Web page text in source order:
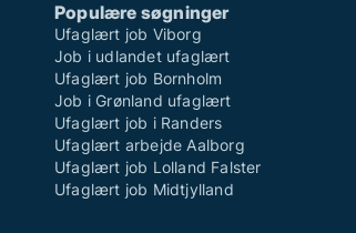
Populære søgninger
Ufaglært job Viborg
Job i udlandet ufaglært
Ufaglært job Bornholm
Job i Grønland ufaglært
Ufaglært job i Randers
Ufaglært arbejde Aalborg
Ufaglært job Lolland Falster
Ufaglært job Midtjylland